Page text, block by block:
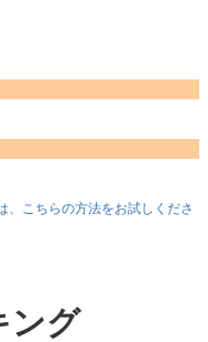
、こちらの方法をお試しくださ
ング